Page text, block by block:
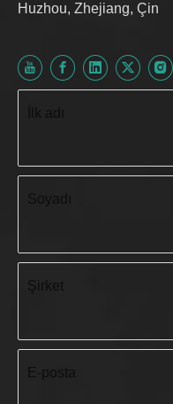
Huzhou, Zhejiang, Çin
Şirket
E-posta